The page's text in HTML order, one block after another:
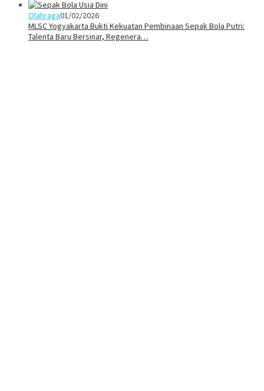
Olahraga01/02/2026
MLSC Yogyakarta Bukti Kekuatan Pembinaan Sepak Bola Putri:
Talenta Baru Bersinar, Regenera…